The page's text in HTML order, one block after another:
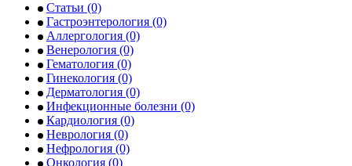
Статьи (0)
Гастроэнтерология (0)
Аллергология (0)
Венерология (0)
Гематология (0)
Гинекология (0)
Дерматология (0)
Инфекционные болезни (0)
Кардиология (0)
Неврология (0)
Нефрология (0)
Онкология (0)